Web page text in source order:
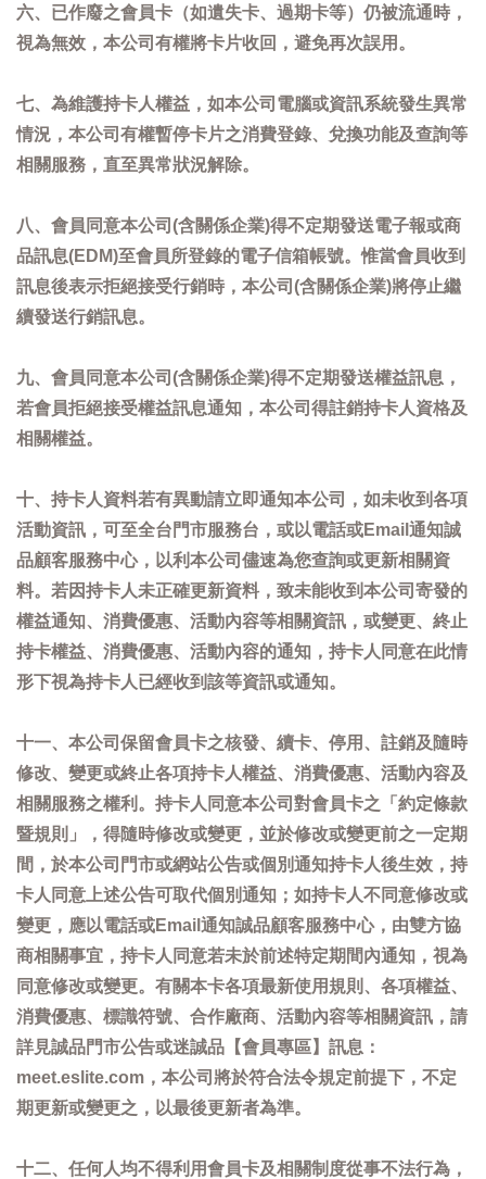
六、已作廢之會員卡（如遺失卡、過期卡等）仍被流通時，
視為無效，本公司有權將卡片收回，避免再次誤用。
七、為維護持卡人權益，如本公司電腦或資訊系統發生異常
情況，本公司有權暫停卡片之消費登錄、兌換功能及查詢等
相關服務，直至異常狀況解除。
八、會員同意本公司(含關係企業)得不定期發送電子報或商
品訊息(EDM)至會員所登錄的電子信箱帳號。惟當會員收到
訊息後表示拒絕接受行銷時，本公司(含關係企業)將停止繼
續發送行銷訊息。
九、會員同意本公司(含關係企業)得不定期發送權益訊息，
若會員拒絕接受權益訊息通知，本公司得註銷持卡人資格及
相關權益。
十、持卡人資料若有異動請立即通知本公司，如未收到各項
活動資訊，可至全台門市服務台，或以電話或Email通知誠
品顧客服務中心，以利本公司儘速為您查詢或更新相關資
料。若因持卡人未正確更新資料，致未能收到本公司寄發的
權益通知、消費優惠、活動內容等相關資訊，或變更、終止
持卡權益、消費優惠、活動內容的通知，持卡人同意在此情
形下視為持卡人已經收到該等資訊或通知。
十一、本公司保留會員卡之核發、續卡、停用、註銷及隨時
修改、變更或終止各項持卡人權益、消費優惠、活動內容及
相關服務之權利。持卡人同意本公司對會員卡之「約定條款
暨規則」，得隨時修改或變更，並於修改或變更前之一定期
間，於本公司門市或網站公告或個別通知持卡人後生效，持
卡人同意上述公告可取代個別通知；如持卡人不同意修改或
變更，應以電話或Email通知誠品顧客服務中心，由雙方協
商相關事宜，持卡人同意若未於前述特定期間內通知，視為
同意修改或變更。有關本卡各項最新使用規則、各項權益、
消費優惠、標識符號、合作廠商、活動內容等相關資訊，請
詳見誠品門市公告或迷誠品【會員專區】訊息：
meet.eslite.com，本公司將於符合法令規定前提下，不定
期更新或變更之，以最後更新者為準。
十二、任何人均不得利用會員卡及相關制度從事不法行為，